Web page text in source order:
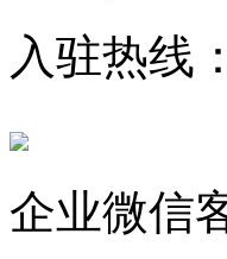
入驻热线
企业微信